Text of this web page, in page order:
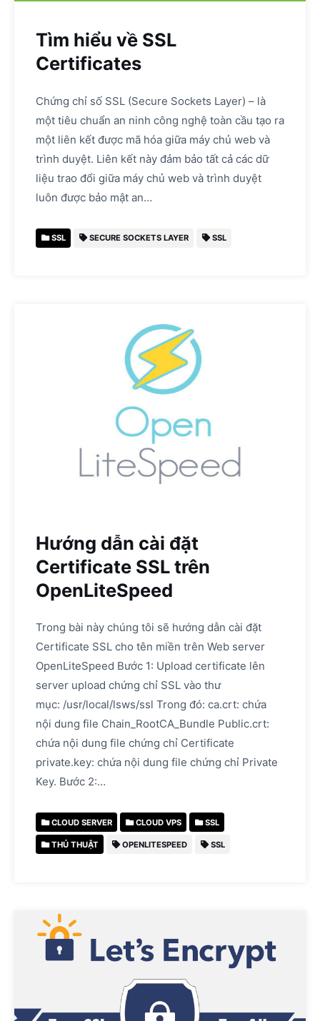
Tìm hiểu về SSL
Certificates
Chứng chỉ số SSL (Secure Sockets Layer) – là
một tiêu chuẩn an ninh công nghệ toàn cầu tạo ra
một liên kết được mã hóa giữa máy chủ web và
trình duyệt. Liên kết này đảm bảo tất cả các dữ
liệu trao đổi giữa máy chủ web và trình duyệt
luôn được bảo mật an…
SSL SECURE SOCKETS LAYER SSL
Hướng dẫn cài đặt
Certificate SSL trên
OpenLiteSpeed
Trong bài này chúng tôi sẽ hướng dẫn cài đặt
Certificate SSL cho tên miền trên Web server
OpenLiteSpeed Bước 1: Upload certificate lên
server upload chứng chỉ SSL vào thư
mục: /usr/local/lsws/ssl Trong đó: ca.crt: chứa
nội dung file Chain_RootCA_Bundle Public.crt:
chứa nội dung file chứng chỉ Certificate
private.key: chứa nội dung file chứng chỉ Private
Key. Bước 2:…
CLOUD SERVER CLOUD VPS SSL
THỦ THUẬT OPENLITESPEED SSL